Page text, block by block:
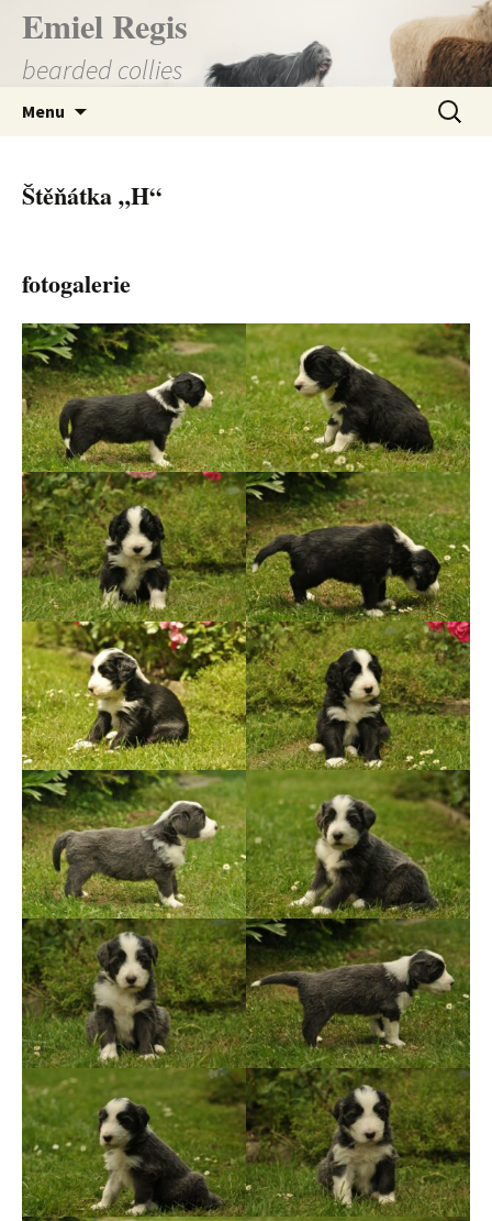
Přejít
obsahu
Emiel Regis
bearded collies
Menu
Štěňátka „H“
fotogalerie